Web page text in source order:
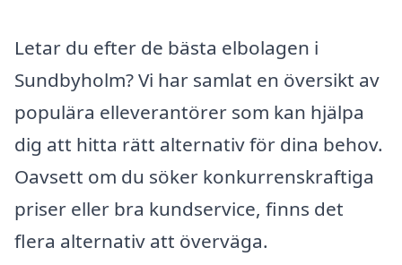
Letar du efter de bästa elbolagen i
Sundbyholm? Vi har samlat en översikt av
populära elleverantörer som kan hjälpa
dig att hitta rätt alternativ för dina behov.
Oavsett om du söker konkurrenskraftiga
priser eller bra kundservice, finns det
flera alternativ att överväga.